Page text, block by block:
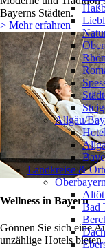
Bayerns Städten.
> Mehr erfahren
Wellness in Bayern
Gönnen Sie sich eine
unzählige Hotels bieten
Allgäu/
Landkreise &
Oberbayern
Bad